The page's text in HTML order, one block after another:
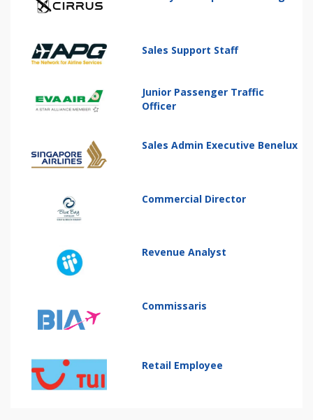
Sales Support Staff
Junior Passenger Traffic
Officer
Sales Admin Executive Benelux
Commercial Director
Revenue Analyst
Commissaris
Retail Employee